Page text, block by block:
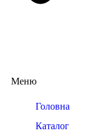
Меню
Головна
Каталог